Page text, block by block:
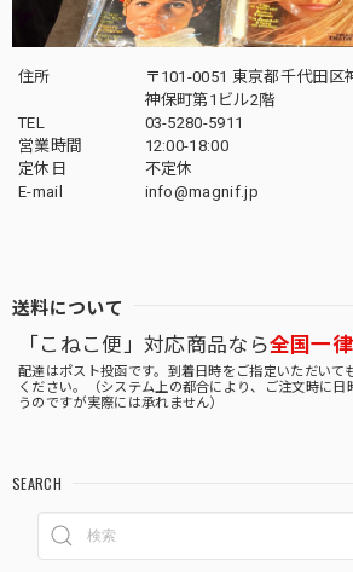
住所
〒101-0051 東京都千代田区
神保町第1ビル2階
TEL
03-5280-5911
営業時間
12:00-18:00
定休日
不定休
E-mail
info@magnif.jp
送料について
「こねこ便」対応商品なら全国一
配達はポスト投函です。到着日時をご指定いただいて
ください。（システム上の都合により、ご注文時に日
うのですが実際には承れません）
SEARCH